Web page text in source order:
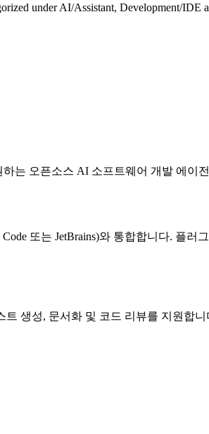
under AI/Assistant, Development/IDE
하는 오픈소스 AI 소프트웨어 개발 에
또는 JetBrains)와 통합합니다. 플
트 생성, 문서화 및 코드 리뷰를 지원합